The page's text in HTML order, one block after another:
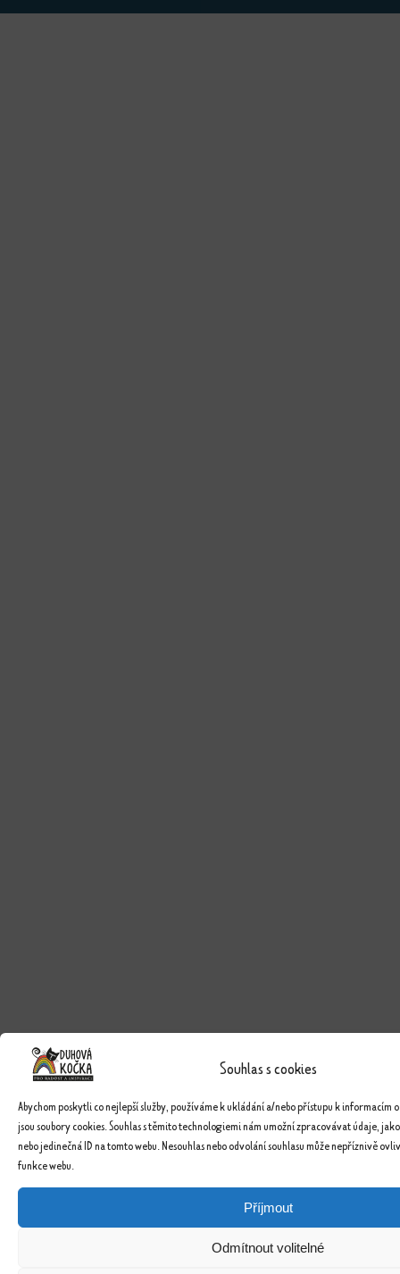
Souhlas s cookies
Abychom poskytli co nejlepší služby, používáme k ukládání a/nebo přístupu k informacím
jsou soubory cookies. Souhlas s těmito technologiemi nám umožní zpracovávat údaje,
nebo jedinečná ID na tomto webu. Nesouhlas nebo odvolání souhlasu může nepříznivě
funkce webu.
Příjmout
Odmítnout volitelné